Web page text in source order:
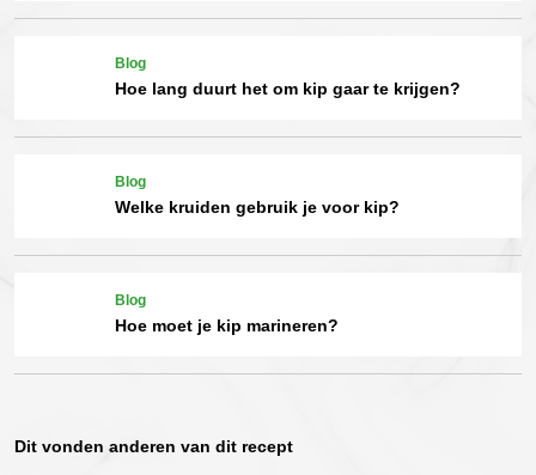
Blog
Hoe lang duurt het om kip gaar te krijgen?
Blog
Welke kruiden gebruik je voor kip?
Blog
Hoe moet je kip marineren?
Dit vonden anderen van dit recept